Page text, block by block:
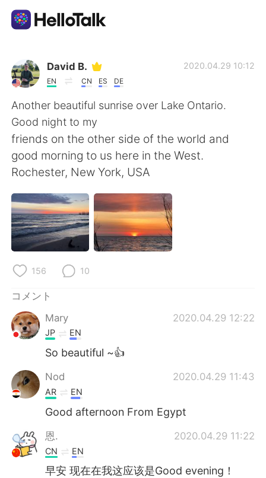
語学交換アプリ
AI Grammar Checker
日本語
English 简体中文
繁體中文 Español
العربية Français
Deutsch
Русский
Indonesia
Türkçe Tiếng Việt
Português
David B.
EN CN ES DE
2020.04.29 10:12
Another beautiful sunrise over Lake Ontario.
Good night to my
friends on the other side of the world and
good morning to us here in the West.
Rochester, New York, USA
156 10
コメント
Mary
2020.04.29 12:22
JP EN
So beautiful ~👍
Nod 2020.04.29 11:43
AR EN
Good afternoon From Egypt
恩. 2020.04.29 11:22
CN EN
早安 现在在我这应该是Good evening！